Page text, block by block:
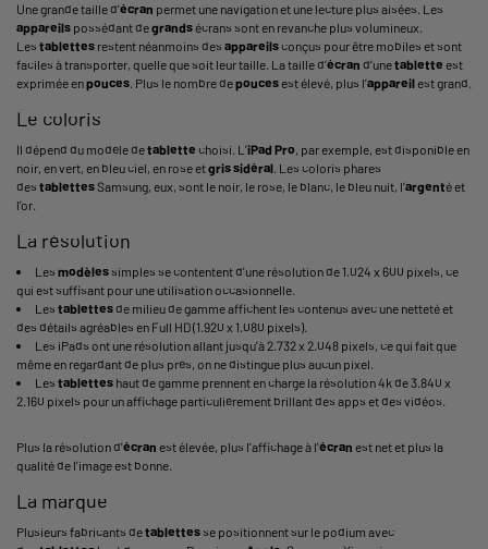
Une grande taille d’écran permet une navigation et une lecture plus aisées. Les
appareils possédant degrandsécrans sont en revanche plus volumineux.
Les tablettes restent néanmoins des appareilsconçus pour être mobiles et sont
faciles à transporter, quelle que soit leur taille. La taille d’écran d’unetablette est
exprimée enpouces. Plus le nombre depoucesest élevé, plus l’appareilest grand.
Le coloris
Il dépend du modèle detablette choisi. L’iPad Pro, par exemple, est disponible en
noir, en vert, en bleu ciel, en rose etgris sidéral. Les coloris phares
des tablettesSamsung, eux, sont le noir, le rose, le blanc, le bleu nuit, l’argenté et
l’or.
La résolution
Les modèlessimples se contentent d'une résolution de 1.024 x 600 pixels, ce
qui est suffisant pour une utilisation occasionnelle.
Les tablettesde milieu de gamme affichent les contenus avec une netteté et
des détails agréables en Full HD (1.920 x 1.080 pixels).
Les iPads ont une résolution allant jusqu'à 2.732 x 2.048 pixels, ce qui fait que
même en regardant de plus près, on ne distingue plus aucun pixel.
Les tablettes haut de gamme prennent en charge la résolution 4k de 3.840 x
2.160 pixels pour un affichage particulièrement brillant des apps et des vidéos.
Plus la résolution d'écran est élevée, plus l'affichage à l'écran est net et plus la
qualité de l'image est bonne.
La marque
Plusieurs fabricants detablettesse positionnent sur le podium avec